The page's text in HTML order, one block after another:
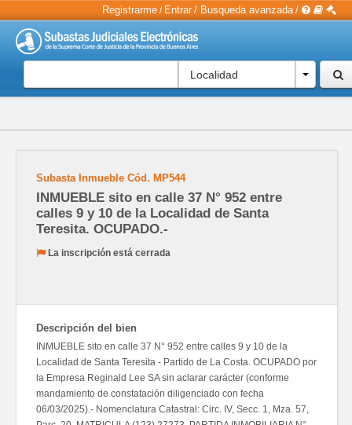
Registrarme / Entrar / Busqueda avanzada /
Localidad
Subasta Inmueble Cód. MP544
INMUEBLE sito en calle 37 N° 952 entre
calles 9 y 10 de la Localidad de Santa
Teresita. OCUPADO.-
La inscripción está cerrada
Descripción del bien
INMUEBLE sito en calle 37 N° 952 entre calles 9 y 10 de la
Localidad de Santa Teresita - Partido de La Costa. OCUPADO por
la Empresa Reginald Lee SA sin aclarar carácter (conforme
mandamiento de constatación diligenciado con fecha
06/03/2025).- Nomenclatura Catastral: Circ. IV, Secc. 1, Mza. 57,